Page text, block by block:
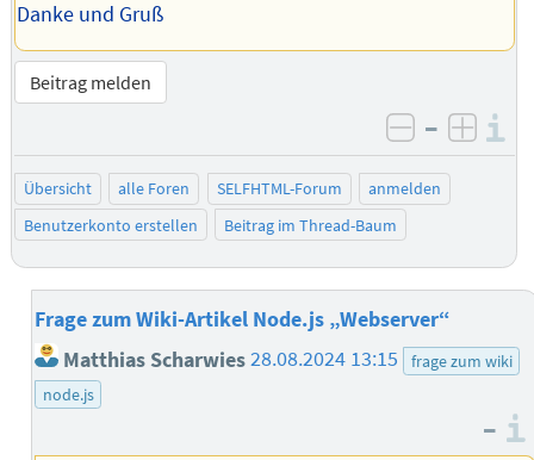
Danke und Gruß
Beitrag melden
negativ
–
Übersicht alle Foren SELFHTML-Forum
anmelden
Benutzerkonto erstellen
Beitrag im Thread-Baum
Frage zum Wiki-Artikel Node.js „Webserver“
Matthias Scharwies28.08.2024 13:15
frage zum wiki
node.js
–